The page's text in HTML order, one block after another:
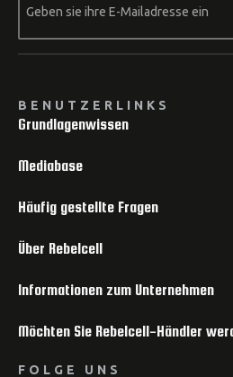
BENUTZERLINKS
Grundlagenwissen
Mediabase
Häufig gestellte Fragen
Über Rebelcell
Informationen zum Unternehmen
Möchten Sie Rebelcell-Händler
FOLGE UNS